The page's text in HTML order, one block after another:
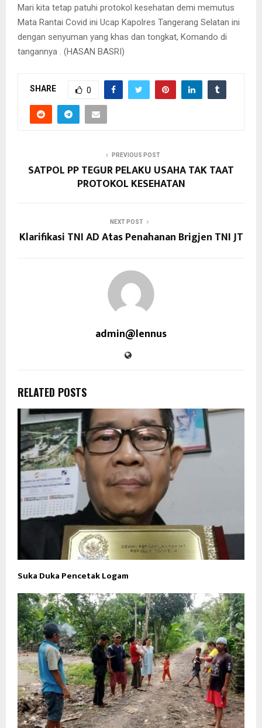
Mari kita tetap patuhi protokol kesehatan demi memutus
Mata Rantai Covid ini Ucap Kapolres Tangerang Selatan ini
dengan senyuman yang khas dan tongkat, Komando di
tangannya . (HASAN BASRI)
SHARE 0
PREVIOUS POST
SATPOL PP TEGUR PELAKU USAHA TAK TAAT
PROTOKOL KESEHATAN
NEXT POST
Klarifikasi TNI AD Atas Penahanan Brigjen TNI JT
admin@lennus
RELATED POSTS
Suka Duka Pencetak Logam